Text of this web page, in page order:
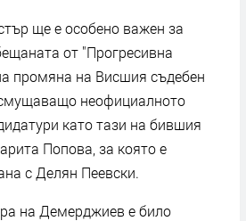
ще е особено важен за
от "Прогресивна
промяна на Висшия съдебен
неофициалното
като тази на бившия
Попова, за която е
с Делян Пеевски.
на Демерджиев е било